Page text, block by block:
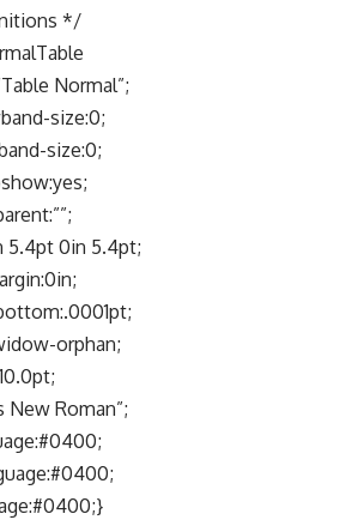
*/
Normal”;
size:0;
size:0;
5.4pt 0in 5.4pt;
orphan;
Roman”;